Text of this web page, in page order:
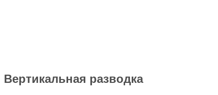
Вертикальная разводка